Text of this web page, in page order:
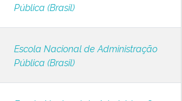
Pública (Brasil)
Escola Nacional de Administração
Pública (Brasil)